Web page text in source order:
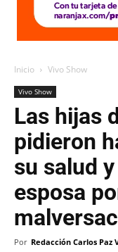
Inicio Vivo Show
Vivo Show
Las hijas
pidieron
su salud
esposa
Por Redacción Carlos Paz